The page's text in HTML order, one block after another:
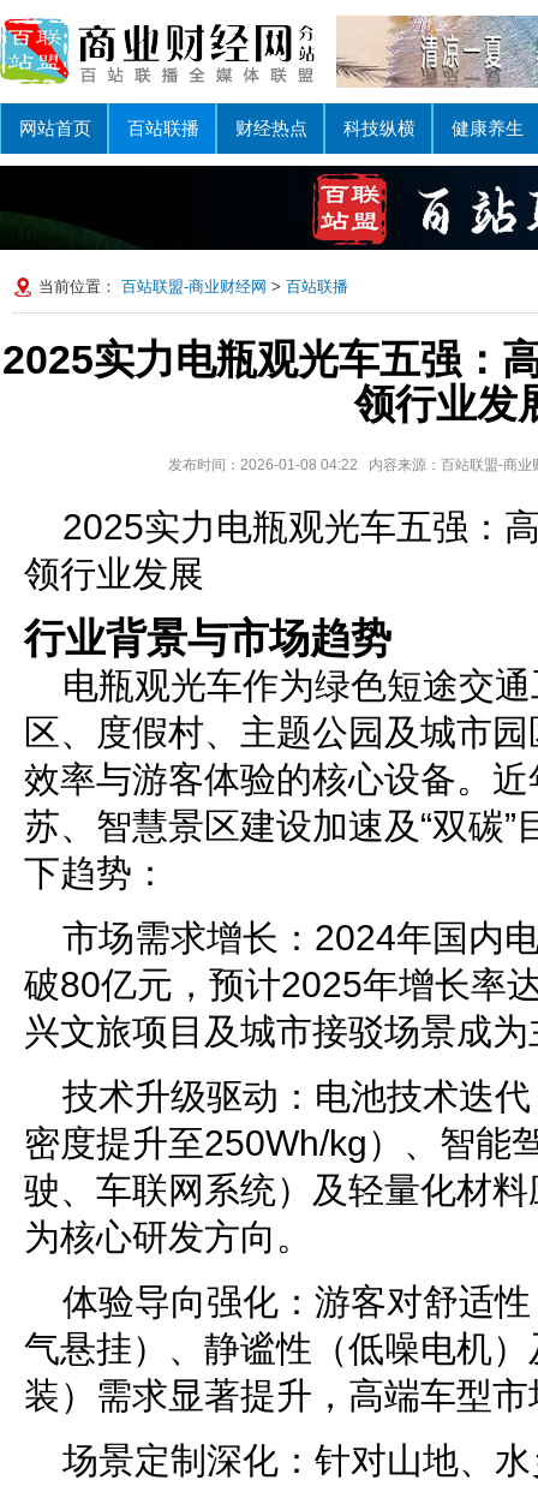
网站首页 百站联播 财经热点 科技纵横 健康养生
当前位置： 百站联盟-商业财经网 > 百站联播
2025实力电瓶观光车五强：
领行业发
发布时间：2026-01-08 04:22 内容来源：百站联盟-商
2025实力电瓶观光车五强：
领行业发展
行业背景与市场趋势
电瓶观光车作为绿色短途交
区、度假村、主题公园及城市
效率与游客体验的核心设备。
苏、智慧景区建设加速及“双碳
下趋势：
市场需求增长：2024年国内
破80亿元，预计2025年增长率
兴文旅项目及城市接驳场景成
技术升级驱动：电池技术迭
密度提升至250Wh/kg）、智能
驶、车联网系统）及轻量化材
为核心研发方向。
体验导向强化：游客对舒适
气悬挂）、静谧性（低噪电机
装）需求显著提升，高端车型
场景定制深化：针对山地、